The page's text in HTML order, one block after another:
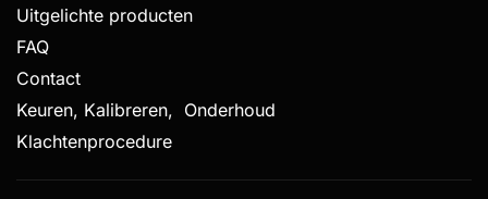
Uitgelichte producten
FAQ
Contact
Keuren, Kalibreren, Onderhoud
Klachtenprocedure